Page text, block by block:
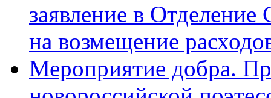
заявление в
на возмещение
Мероприятие добра.